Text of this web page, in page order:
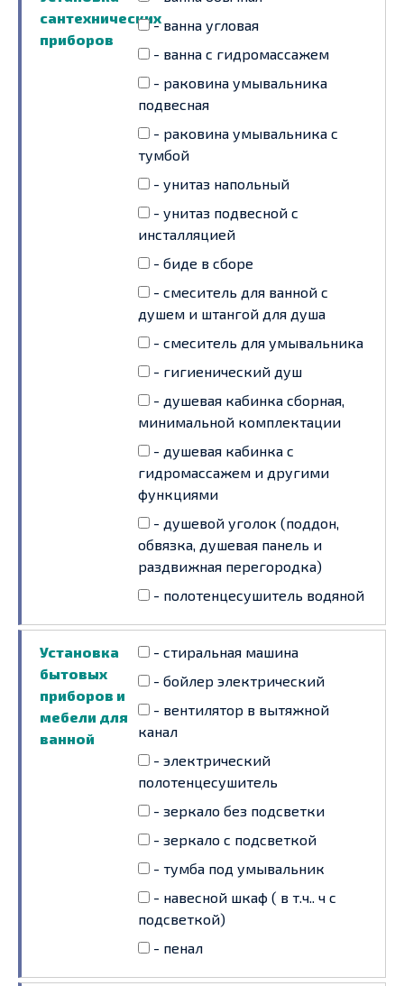
сантехнических
приборов
- ванна угловая
- ванна с гидромассажем
- раковина умывальника
подвесная
- раковина умывальника с
тумбой
- унитаз напольный
- унитаз подвесной с
инсталляцией
- биде в сборе
- смеситель для ванной с
душем и штангой для душа
- смеситель для умывальника
- гигиенический душ
- душевая кабинка сборная,
минимальной комплектации
- душевая кабинка с
гидромассажем и другими
функциями
- душевой уголок (поддон,
обвязка, душевая панель и
раздвижная перегородка)
- полотенцесушитель водяной
Установка
бытовых
приборов и
мебели для
ванной
- стиральная машина
- бойлер электрический
- вентилятор в вытяжной
канал
- электрический
полотенцесушитель
- зеркало без подсветки
- зеркало с подсветкой
- тумба под умывальник
- навесной шкаф ( в т.ч.. ч с
подсветкой)
- пенал